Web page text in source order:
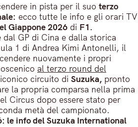
in pista per il suo terzo
ecco tutte le info e gli orari TV
Giappone 2026 di F1.
dal GP di Cina e dalla storica
1 di Andrea Kimi Antonelli, il
nuovamente i propri
al terzo round del
circuito di Suzuka, pronto
la propria comparsa nella prima
Circus dopo essere stato per
metà del campionato.
le info del Suzuka International